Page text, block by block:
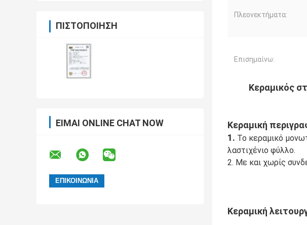
ΠΙΣΤΟΠΟΊΗΣΗ
ΕΊΜΑΙ ONLINE CHAT NOW
Πλεονεκτήματα:
Επισημαίνω:
Κεραμικός
Κεραμική
1. Το κεραμικό
λαστιχένιο φύλλο.
2. Με και χωρίς
Κεραμική